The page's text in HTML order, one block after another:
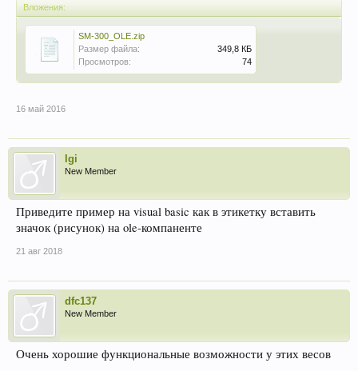
Вложения:
SM-300_OLE.zip
Размер файла:
349,8 КБ
Просмотров:
74
16 май 2016
lgi
New Member
Приведите пример на visual basic как в этикетку вставить
значок (рисунок) на ole-компаненте
21 авг 2018
dfc137
New Member
Очень хорошие функциональные возможности у этих весов